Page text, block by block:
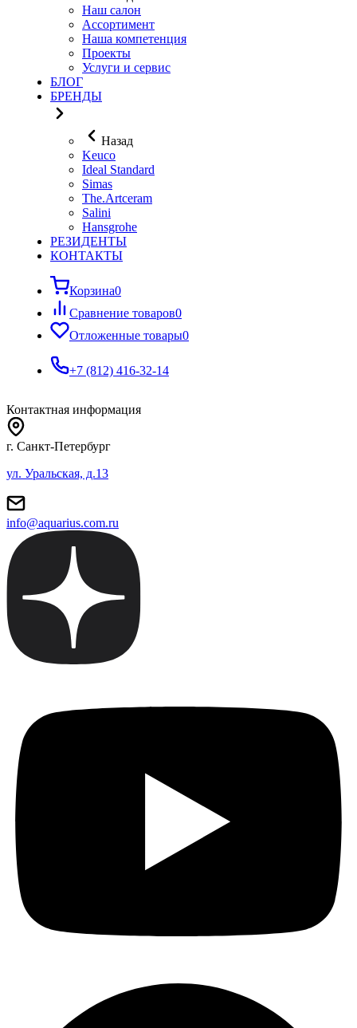
Наш салон
Ассортимент
Наша компетенция
Проекты
Услуги и сервис
БЛОГ
БРЕНДЫ
Назад
Keuco
Ideal Standard
Simas
The.Artceram
Salini
Hansgrohe
РЕЗИДЕНТЫ
КОНТАКТЫ
Корзина0
Сравнение товаров0
Отложенные товары0
+7 (812) 416-32-14
Контактная информация
г. Санкт-Петербург
ул. Уральская, д.13
info@aquarius.com.ru